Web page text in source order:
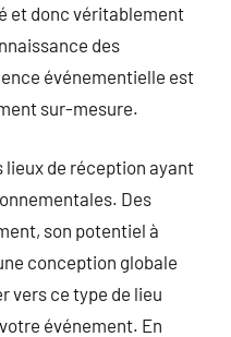
et donc véritablement
des
événementielle est
sur-mesure.
lieux de réception ayant
Des
son potentiel à
conception globale
vers ce type de lieu
événement. En